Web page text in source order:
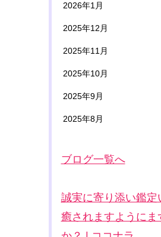
2026年1月
2025年12月
2025年11月
2025年10月
2025年9月
2025年8月
ブログ一覧へ
誠実に寄り添い鑑定
癒されますように︎